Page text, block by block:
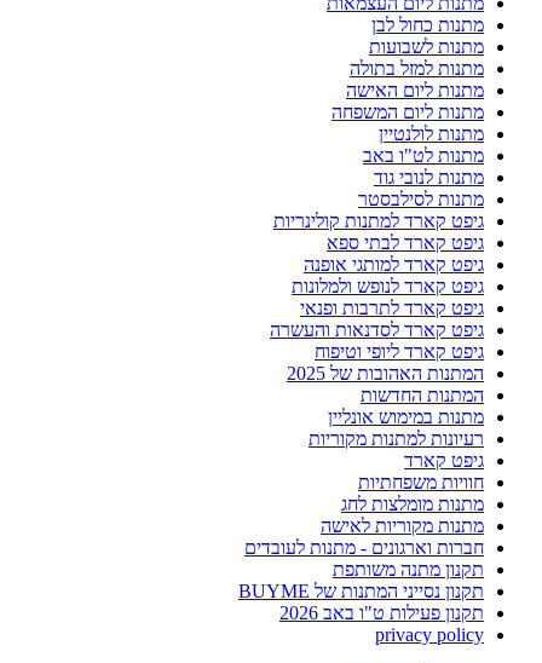
מתנות כחול לבן
מתנות לשבועות
מתנות למזל בתולה
מתנות ליום האישה
מתנות ליום המשפחה
מתנות לולנטיין
מתנות לט"ו באב
מתנות לנובי גוד
מתנות לסילבסטר
גיפט קארד למתנות קולינריות
גיפט קארד לבתי ספא
גיפט קארד למותגי אופנה
גיפט קארד לנופש ולמלונות
גיפט קארד לתרבות ופנאי
גיפט קארד לסדנאות והעשרה
גיפט קארד ליופי וטיפוח
המתנות האהובות של 2025
המתנות החדשות
מתנות במימוש אונליין
רעיונות למתנות מקוריות
גיפט קארד
חוויות משפחתיות
מתנות מומלצות לחג
מתנות מקוריות לאישה
חברות וארגונים - מתנות לעובדים
תקנון מתנה משותפת
תקנון נסייני המתנות של BUYME
תקנון פעילות ט"ו באב 2026
privacy policy